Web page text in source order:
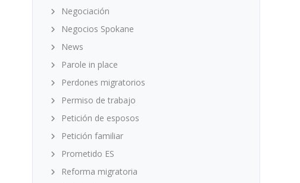
Negociación
Negocios Spokane
News
Parole in place
Perdones migratorios
Permiso de trabajo
Petición de esposos
Petición familiar
Prometido ES
Reforma migratoria